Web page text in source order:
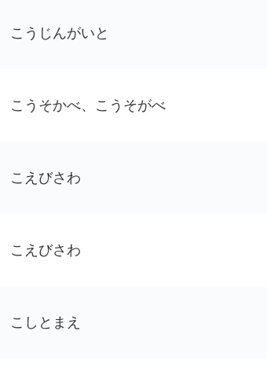
こうじんがいと
こうそかべ、こうそがべ
こえびさわ
こえびさわ
こしとまえ